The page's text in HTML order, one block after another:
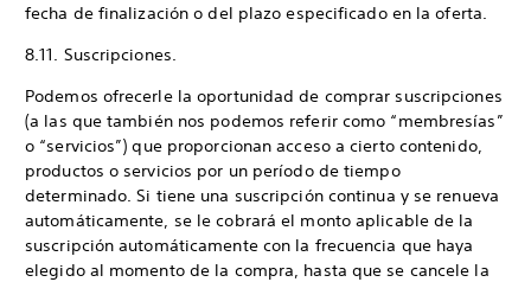
fecha de finalización o del plazo especificado en la oferta.
8.11. Suscripciones.
Podemos ofrecerle la oportunidad de comprar suscripciones
(a las que también nos podemos referir como “membresías”
o “servicios”) que proporcionan acceso a cierto contenido,
productos o servicios por un período de tiempo
determinado. Si tiene una suscripción continua y se renueva
automáticamente, se le cobrará el monto aplicable de la
suscripción automáticamente con la frecuencia que haya
elegido al momento de la compra, hasta que se cancele la